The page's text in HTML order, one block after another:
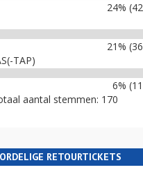
24%
21%
TAP)
6%
aantal stemmen: 170
RETOURTICKETS